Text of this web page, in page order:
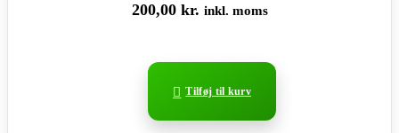
200,00 kr. inkl. moms
Tilføj til kurv